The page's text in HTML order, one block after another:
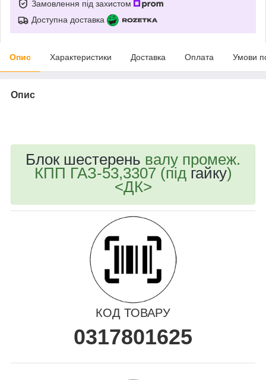
Замовлення під захистом
Доступна доставка
Опис Характеристики Доставка Оплата Умови
Опис
Блок шестерень валу промеж.
КПП ГАЗ-53,3307 (під гайку)
<ДК>
КОД ТОВАРУ
0317801625